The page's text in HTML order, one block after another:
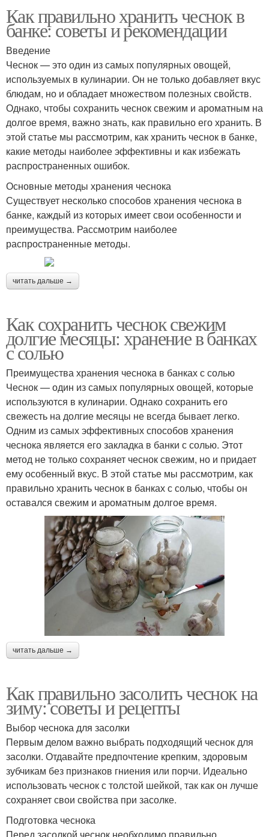
Как правильно хранить чеснок в
банке: советы и рекомендации
Введение
Чеснок — это один из самых популярных овощей,
используемых в кулинарии. Он не только добавляет вкус
блюдам, но и обладает множеством полезных свойств.
Однако, чтобы сохранить чеснок свежим и ароматным на
долгое время, важно знать, как правильно его хранить. В
этой статье мы рассмотрим, как хранить чеснок в банке,
какие методы наиболее эффективны и как избежать
распространенных ошибок.
Основные методы хранения чеснока
Существует несколько способов хранения чеснока в
банке, каждый из которых имеет свои особенности и
преимущества. Рассмотрим наиболее
распространенные методы.
читать дальше →
Как сохранить чеснок свежим
долгие месяцы: хранение в банках
с солью
Преимущества хранения чеснока в банках с солью
Чеснок — один из самых популярных овощей, которые
используются в кулинарии. Однако сохранить его
свежесть на долгие месяцы не всегда бывает легко.
Одним из самых эффективных способов хранения
чеснока является его закладка в банки с солью. Этот
метод не только сохраняет чеснок свежим, но и придает
ему особенный вкус. В этой статье мы рассмотрим, как
правильно хранить чеснок в банках с солью, чтобы он
оставался свежим и ароматным долгое время.
читать дальше →
Как правильно засолить чеснок на
зиму: советы и рецепты
Выбор чеснока для засолки
Первым делом важно выбрать подходящий чеснок для
засолки. Отдавайте предпочтение крепким, здоровым
зубчикам без признаков гниения или порчи. Идеально
использовать чеснок с толстой шейкой, так как он лучше
сохраняет свои свойства при засолке.
Подготовка чеснока